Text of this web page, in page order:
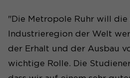
"Die Metropole Ruhr will die
Industrieregion der Welt
der Erhalt und der Ausbau
wichtige Rolle. Die